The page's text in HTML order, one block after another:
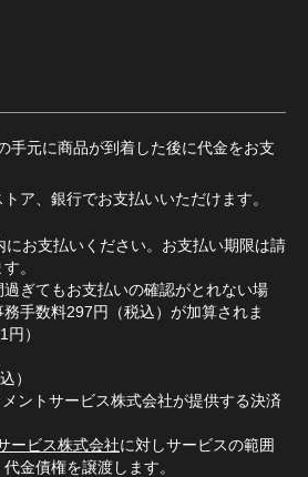
手元に商品が到着した後に代金をお支
ア、銀行でお支払いいただけます。
お支払いください。お支払い期限は請
。
ぎてもお支払いの確認がとれない場
手数料297円（税込）が加算されま
）
）
ントサービス株式会社が提供する決済
ービス株式会社に対しサービスの範囲
金債権を譲渡します。